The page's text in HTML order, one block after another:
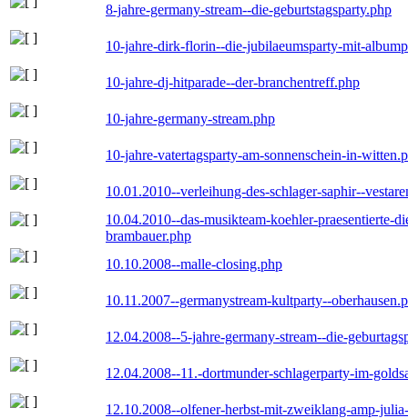
8-jahre-germany-stream--die-geburtstagsparty.php
10-jahre-dirk-florin--die-jubilaeumsparty-mit-
10-jahre-dj-hitparade--der-branchentreff.php
10-jahre-germany-stream.php
10-jahre-vatertagsparty-am-sonnenschein-in-
10.01.2010--verleihung-des-schlager-saphir--
10.04.2010--das-musikteam-koehler-praesentierte-
brambauer.php
10.10.2008--malle-closing.php
10.11.2007--germanystream-kultparty--
12.04.2008--5-jahre-germany-stream--die-
12.04.2008--11.-dortmunder-schlagerparty-im-
12.10.2008--olfener-herbst-mit-zweiklang-amp-